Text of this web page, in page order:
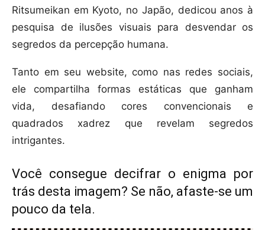
Ritsumeikan em Kyoto, no Japão, dedicou anos à
pesquisa de ilusões visuais para desvendar os
segredos da percepção humana.
Tanto em seu website, como nas redes sociais,
ele compartilha formas estáticas que ganham
vida, desafiando cores convencionais e
quadrados xadrez que revelam segredos
intrigantes.
Você consegue decifrar o enigma por
trás desta imagem? Se não, afaste-se um
pouco da tela.